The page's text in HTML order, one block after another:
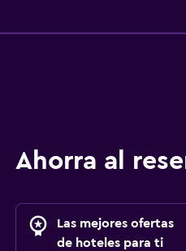
Ahorra al
Las mejores ofertas
de hoteles para ti